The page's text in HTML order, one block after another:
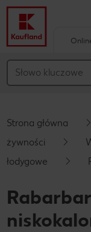
Główna treść
Pływający
Strona główna
żywności
łodygowe